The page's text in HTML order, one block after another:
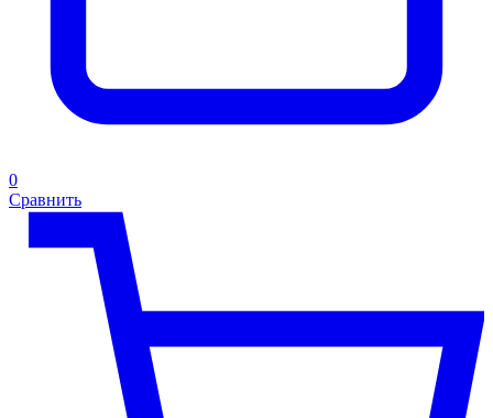
0
Сравнить